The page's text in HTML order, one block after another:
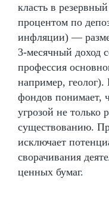
класть в
процентом по
инфляции) —
3-месячный доход
профессия
например,
фондов понимает,
угрозой не только
существованию.
исключает
сворачивания
ценных бумаг.